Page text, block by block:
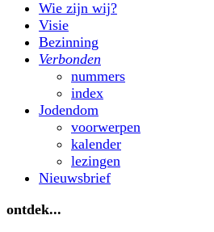
Wie zijn wij?
Visie
Bezinning
Verbonden
nummers
index
Jodendom
voorwerpen
kalender
lezingen
Nieuwsbrief
ontdek...